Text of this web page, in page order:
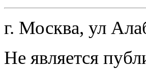
г. Москва, ул
Не является